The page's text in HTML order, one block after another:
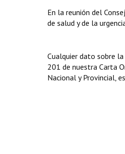
En la reunión del
de salud y de la
Cualquier dato sobre
201 de nuestra Carta
Nacional y Provincial,